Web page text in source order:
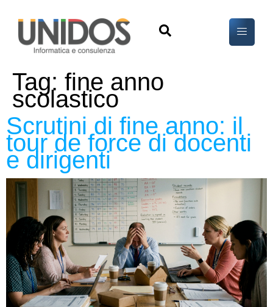
Tag: fine anno
scolastico
Scrutini di fine anno: il
tour de force di docenti
e dirigenti